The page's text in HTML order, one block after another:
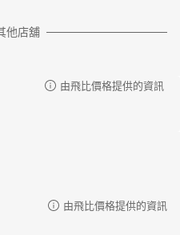
他店舖
由飛比價格提供的資訊
由飛比價格提供的資訊